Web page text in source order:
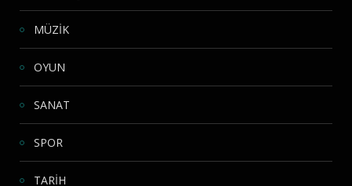
MÜZİK
OYUN
SANAT
SPOR
TARİH